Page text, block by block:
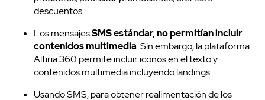
descuentos.
Los mensajesSMS estándar, no permitían incluir
contenidos multimedia. Sin embargo, la plataforma
Altiria 360 permite incluir iconos en el texto y
contenidos multimedia incluyendo landings.
Usando SMS, para obtener realimentación de los